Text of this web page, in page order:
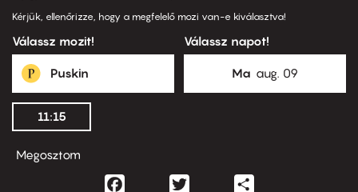
Kérjük, ellenőrizze, hogy a megfelelő mozi van-e kiválasztva!
Válassz mozit!
Puskin
Válassz napot!
Ma aug. 09
11:15
Megosztom
Facebook